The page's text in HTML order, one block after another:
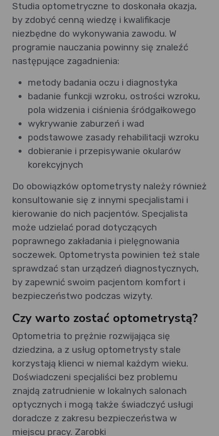
Studia optometryczne to doskonała okazja,
by zdobyć cenną wiedzę i kwalifikacje
niezbędne do wykonywania zawodu. W
programie nauczania powinny się znaleźć
następujące zagadnienia:
metody badania oczu i diagnostyka
badanie funkcji wzroku, ostrości wzroku,
pola widzenia i ciśnienia śródgałkowego
wykrywanie zaburzeń i wad
podstawowe zasady rehabilitacji wzroku
dobieranie i przepisywanie okularów
korekcyjnych
Do obowiązków optometrysty należy również
konsultowanie się z innymi specjalistami i
kierowanie do nich pacjentów. Specjalista
może udzielać porad dotyczących
poprawnego zakładania i pielęgnowania
soczewek. Optometrysta powinien też stale
sprawdzać stan urządzeń diagnostycznych,
by zapewnić swoim pacjentom komfort i
bezpieczeństwo podczas wizyty.
Czy warto zostać optometrystą?
Optometria to prężnie rozwijająca się
dziedzina, a z usług optometrysty stale
korzystają klienci w niemal każdym wieku.
Doświadczeni specjaliści bez problemu
znajdą zatrudnienie w lokalnych salonach
optycznych i mogą także świadczyć usługi
doradcze z zakresu bezpieczeństwa w
miejscu pracy. Zarobki